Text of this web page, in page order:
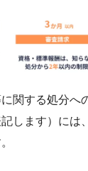
関する処分へ
記します）に